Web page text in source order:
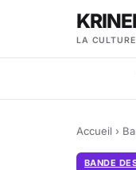
LA
Accueil ›
BANDE